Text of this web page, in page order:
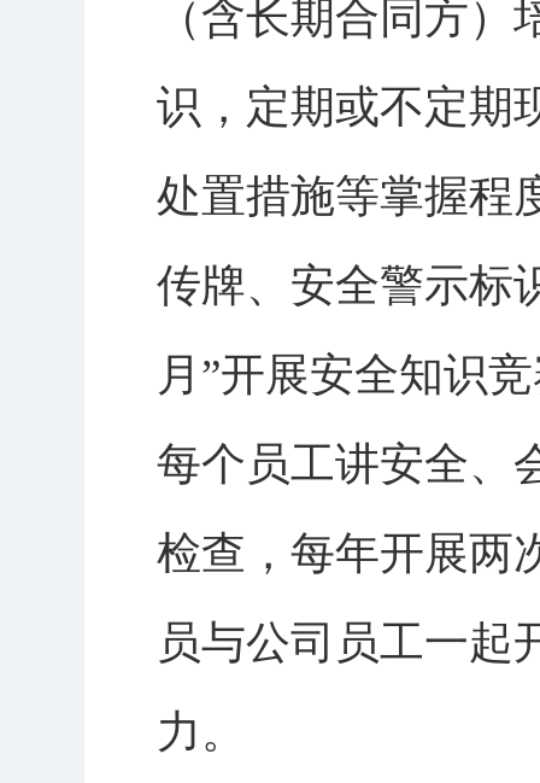
（含长期合同方
识，定期或不定期
处置措施等掌握程
传牌、安全警示标
月”开展安全知识
每个员工讲安全、
检查，每年开展两
员与公司员工一起
力。